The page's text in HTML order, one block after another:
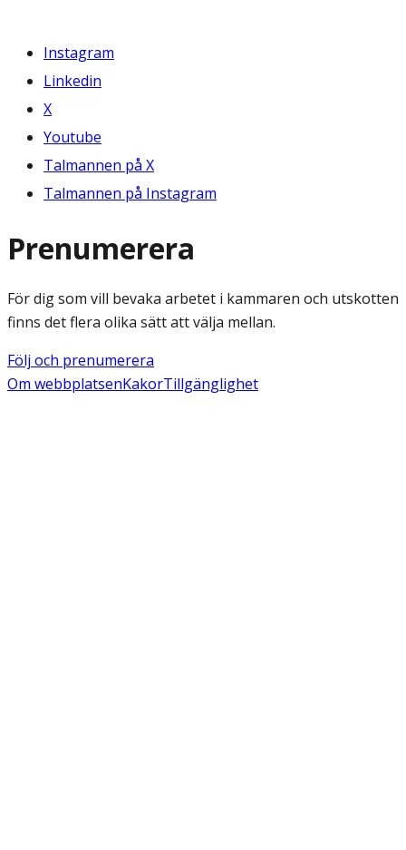
Instagram
Linkedin
X
Youtube
Talmannen på X
Talmannen på Instagram
Prenumerera
För dig som vill bevaka arbetet i kammaren och utskotten
finns det flera olika sätt att välja mellan.
Följ och prenumerera
Om webbplatsenKakorTillgänglighet